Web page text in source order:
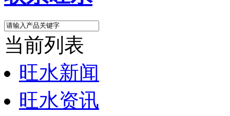
当前列表
旺水新闻
旺水资讯